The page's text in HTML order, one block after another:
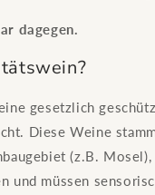
dagegen.
gesetzlich
Diese Weine
(z.B.
und müssen